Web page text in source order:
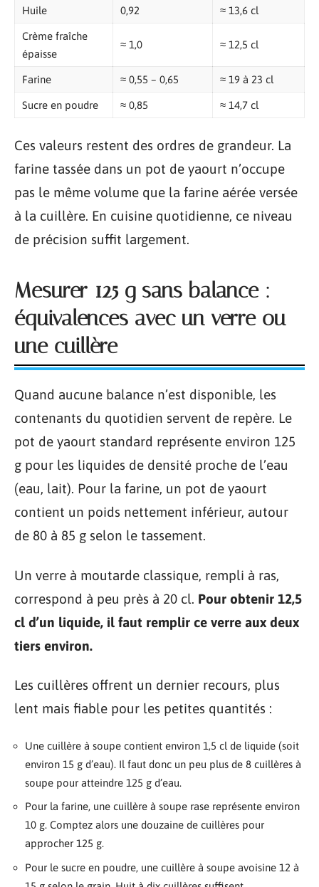
Huile 0,92 ≈ 13,6 cl
Crème fraîche
épaisse
≈ 1,0 ≈ 12,5 cl
Farine ≈ 0,55 – 0,65 ≈ 19 à 23 cl
Sucre en poudre ≈ 0,85 ≈ 14,7 cl
Ces valeurs restent des ordres de grandeur. La
farine tassée dans un pot de yaourt n’occupe
pas le même volume que la farine aérée versée
à la cuillère. En cuisine quotidienne, ce niveau
de précision suffit largement.
Mesurer 125 g sans balance :
équivalences avec un verre ou
une cuillère
Quand aucune balance n’est disponible, les
contenants du quotidien servent de repère. Le
pot de yaourt standard représente environ 125
g pour les liquides de densité proche de l’eau
(eau, lait). Pour la farine, un pot de yaourt
contient un poids nettement inférieur, autour
de 80 à 85 g selon le tassement.
Un verre à moutarde classique, rempli à ras,
correspond à peu près à 20 cl. Pour obtenir 12,5
cl d’un liquide, il faut remplir ce verre aux deux
tiers environ.
Les cuillères offrent un dernier recours, plus
lent mais fiable pour les petites quantités :
Une cuillère à soupe contient environ 1,5 cl de liquide (soit
environ 15 g d’eau). Il faut donc un peu plus de 8 cuillères à
soupe pour atteindre 125 g d’eau.
Pour la farine, une cuillère à soupe rase représente environ
10 g. Comptez alors une douzaine de cuillères pour
approcher 125 g.
Pour le sucre en poudre, une cuillère à soupe avoisine 12 à